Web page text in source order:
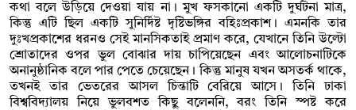
কথা বলে উড়িয়ে দেওয়া যায় না। মুখ ফসকানো একটি দুর্ঘটনা মাত্র,
কিন্তু এটি ছিল একটি সুনির্দিষ্ট দৃষ্টিভঙ্গির বহিঃপ্রকাশ। এমনকি তার
দুঃখপ্রকাশের ধরনও সেই মানসিকতাই প্রমাণ করে, যেখানে তিনি উল্টো
শ্রোতাদের ওপর ভুল বোঝার দায় চাপিয়েছেন এবং আলোচনাটিকে
অনানুষ্ঠানিক বলে পার পেতে চেয়েছেন। কিন্তু মানুষ যখন অসতর্ক থাকে,
তখনই তার ভেতরের আসল চিন্তাটি বেরিয়ে আসে। তিনি ঢাকা
বিশ্ববিদ্যালয় নিয়ে ভুলবশত কিছু বলেননি, বরং তিনি স্পষ্ট করে